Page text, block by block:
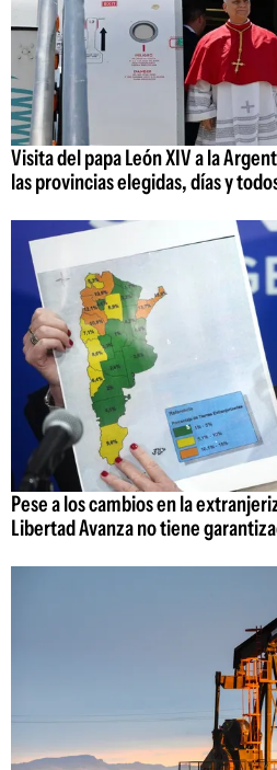
Visita del papa León XIV a la
las provincias elegidas, días y
Pese a los cambios en la
Libertad Avanza no tiene